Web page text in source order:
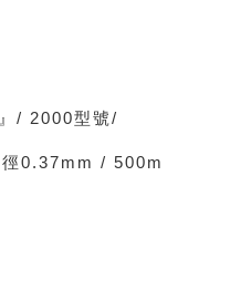
/ 2000型號/
徑0.37mm / 500m